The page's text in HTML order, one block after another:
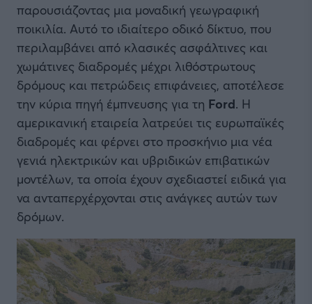
παρουσιάζοντας μια μοναδική γεωγραφική
ποικιλία. Αυτό το ιδιαίτερο οδικό δίκτυο, που
περιλαμβάνει από κλασικές ασφάλτινες και
χωμάτινες διαδρομές μέχρι λιθόστρωτους
δρόμους και πετρώδεις επιφάνειες, αποτέλεσε
την κύρια πηγή έμπνευσης για τη Ford. Η
αμερικανική εταιρεία λατρεύει τις ευρωπαϊκές
διαδρομές και φέρνει στο προσκήνιο μια νέα
γενιά ηλεκτρικών και υβριδικών επιβατικών
μοντέλων, τα οποία έχουν σχεδιαστεί ειδικά για
να ανταπερχέρχονται στις ανάγκες αυτών των
δρόμων.